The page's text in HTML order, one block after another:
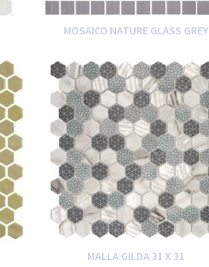
MOSAICO NATURE GLASS GREY
MALLA GILDA 31 X 31